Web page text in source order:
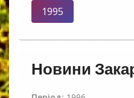
1995
Новини